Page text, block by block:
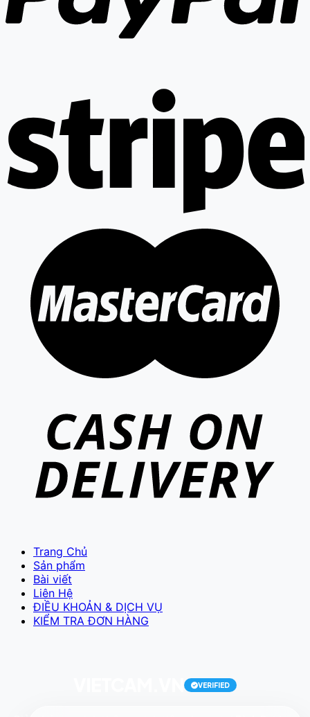
Trang Chủ
Sản phẩm
Bài viết
Liên Hệ
ĐIỀU KHOẢN & DỊCH VỤ
KIỂM TRA ĐƠN HÀNG
VERIFIED